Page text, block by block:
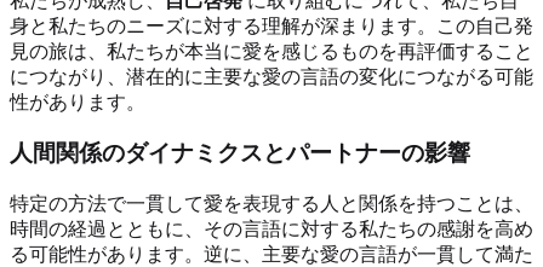
身と私たちのニーズに対する理解が深まります。この自己発
見の旅は、私たちが本当に愛を感じるものを再評価すること
につながり、潜在的に主要な愛の言語の変化につながる可能
性があります。
人間関係のダイナミクスとパートナーの影響
特定の方法で一貫して愛を表現する人と関係を持つことは、
時間の経過とともに、その言語に対する私たちの感謝を高め
る可能性があります。逆に、主要な愛の言語が一貫して満た